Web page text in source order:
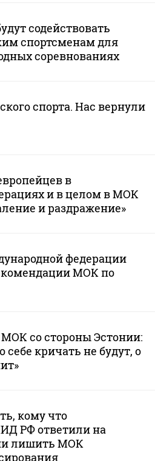
содействовать
спортсменам для
соревнованиях
спорта. Нас вернули
в
и в целом в МОК
и раздражение»
федерации
МОК по
со стороны Эстонии:
кричать не будут, о
кому что
РФ ответили на
лишить МОК